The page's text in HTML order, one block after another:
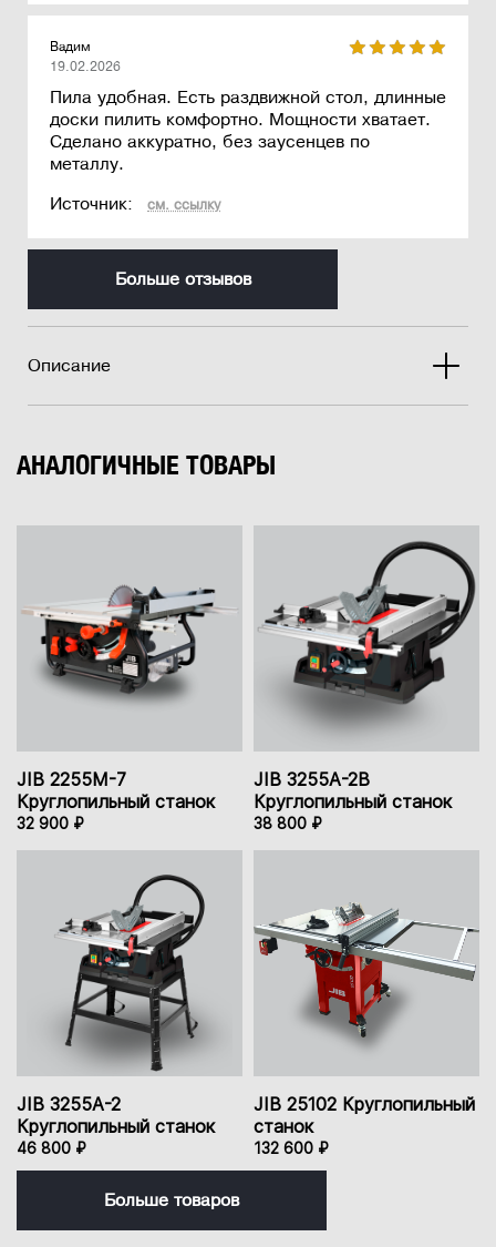
Вадим
19.02.2026
Пила удобная. Есть раздвижной стол, длинные
доски пилить комфортно. Мощности хватает.
Сделано аккуратно, без заусенцев по
металлу.
Источник:
см. ссылку
Больше отзывов
Описание
АНАЛОГИЧНЫЕ ТОВАРЫ
JIB 2255M-7
Круглопильный станок
32 900 ₽
JIB 3255A-2B
Круглопильный станок
38 800 ₽
JIB 3255A-2
Круглопильный станок
46 800 ₽
JIB 25102 Круглопильный
станок
132 600 ₽
Больше товаров